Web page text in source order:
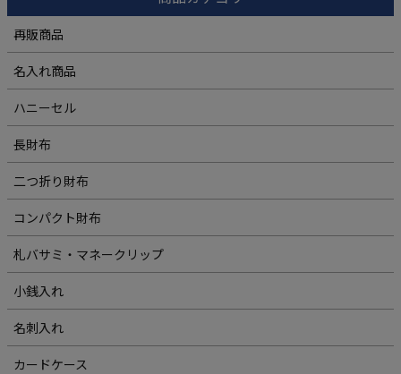
再販商品
名入れ商品
ハニーセル
長財布
二つ折り財布
コンパクト財布
札バサミ・マネークリップ
小銭入れ
名刺入れ
カードケース